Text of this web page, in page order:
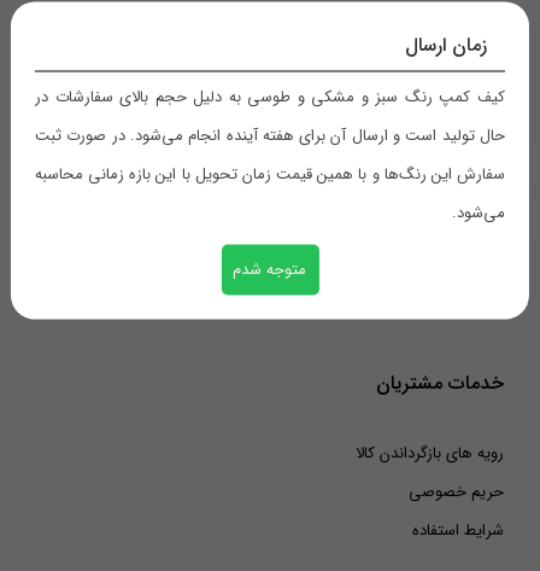
زمان ارسال
کیف کمپ رنگ سبز و مشکی و طوسی به دلیل حجم بالای سفارشات در
حال تولید است و ارسال آن برای هفته آینده انجام می‌شود. در صورت ثبت
سفارش این رنگ‌ها و با همین قیمت زمان تحویل با این بازه زمانی محاسبه
می‌شود.
متوجه شدم
راهنمای خرید
شیوه های پرداخت
خدمات مشتریان
رویه های بازگرداندن کالا
حریم خصوصی
شرایط استفاده